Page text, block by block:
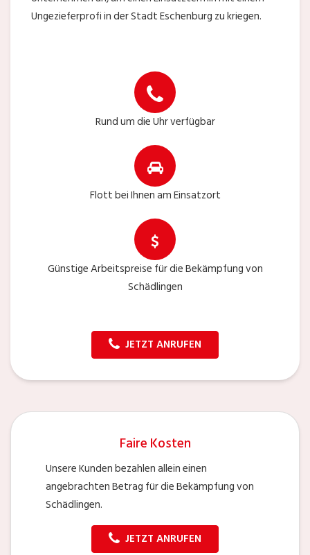
Ungezieferprofi in der Stadt Eschenburg zu kriegen.
Rund um die Uhr verfügbar
Flott bei Ihnen am Einsatzort
Günstige Arbeitspreise für die Bekämpfung von
Schädlingen
JETZT ANRUFEN
Faire Kosten
Unsere Kunden bezahlen allein einen
angebrachten Betrag für die Bekämpfung von
Schädlingen.
JETZT ANRUFEN